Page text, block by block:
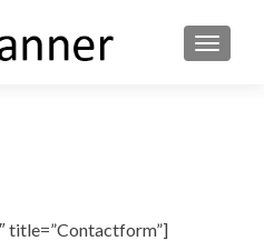
FLIP
title=”Contactform”]